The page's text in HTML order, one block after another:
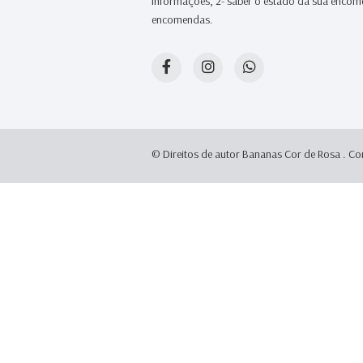
encomendas.
© Direitos de autor Bananas Cor de Rosa .